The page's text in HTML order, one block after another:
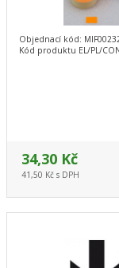
Objednací kód:
Kód produktu EL/PL/
34,30 Kč
41,50 Kč s DPH